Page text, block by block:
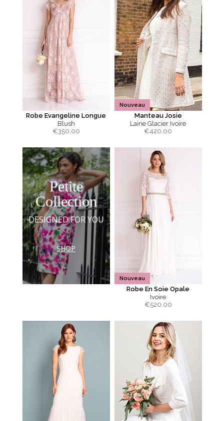
Robe Evangeline Longue
Blush
€350.00
Nouveau
Manteau Josie
Laine Glacier Ivoire
€420.00
Petite
Collection
DESIGNED FOR YOU
SHOP
Nouveau
Robe En Soie Opale
Ivoire
€520.00